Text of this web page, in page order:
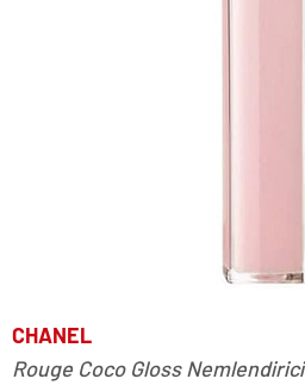
CHANEL
Rouge Coco Gloss Nemlendirici